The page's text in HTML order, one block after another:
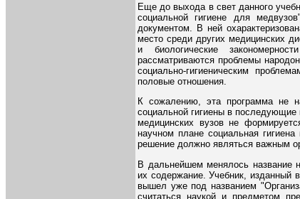
Еще до выхода в свет данного
социальной гигиене для
документом. В ней
место среди других медицинских
и биологические
рассматриваются проблемы
социально-гигиеническим
половые отношения.
К сожалению, эта программа не
социальной гигиены в
медицинских вузов не
научном плане социальная
решение должно являться важным
В дальнейшем менялось название
их содержание. Учебник, изданный
вышел уже под названием
считаться наукой и предметом